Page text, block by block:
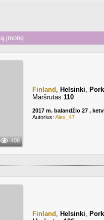
įmonę
408
Finland , Helsinki,
Maršrutas 110
2017 m. balandžio 27 ,
Autorius: Alex_47
Finland , Helsinki,